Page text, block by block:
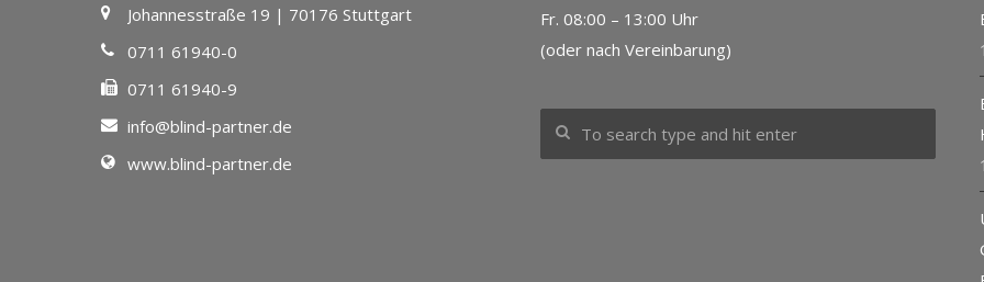
Johannesstraße 19 | 70176 Stuttgart
0711 61940-0
0711 61940-9
info@blind-partner.de
www.blind-partner.de
Fr. 08:00 – 13:00 Uhr
(oder nach Vereinbarung)